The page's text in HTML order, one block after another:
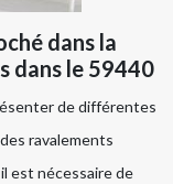
dans la
dans le 59440
de différentes
ravalements
est nécessaire de